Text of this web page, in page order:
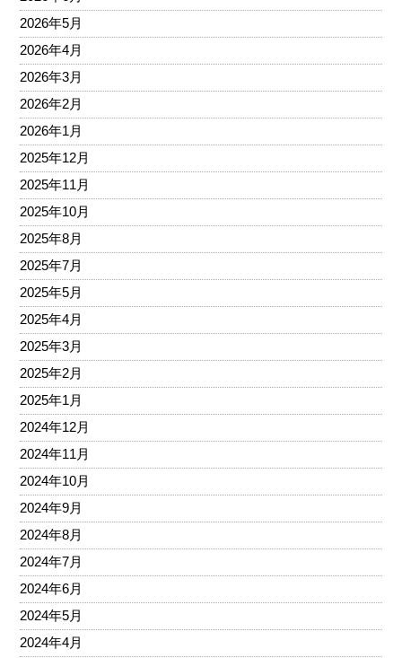
2026年5月
2026年4月
2026年3月
2026年2月
2026年1月
2025年12月
2025年11月
2025年10月
2025年8月
2025年7月
2025年5月
2025年4月
2025年3月
2025年2月
2025年1月
2024年12月
2024年11月
2024年10月
2024年9月
2024年8月
2024年7月
2024年6月
2024年5月
2024年4月